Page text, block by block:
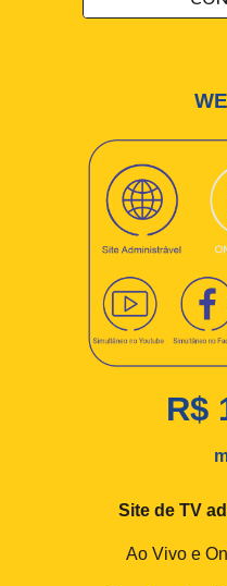
R$
Site de TV
Ao Vivo e